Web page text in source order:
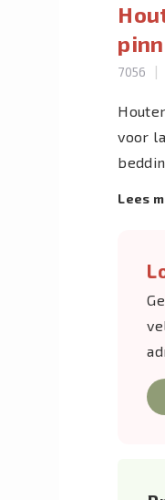
7056 |
voor
Lees